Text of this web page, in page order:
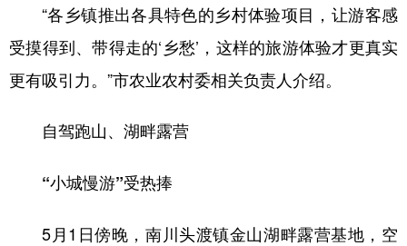
“各乡镇推出各具特色的乡村体验项目，让游客感
受摸得到、带得走的‘乡愁’，这样的旅游体验才更真实
更有吸引力。”市农业农村委相关负责人介绍。
自驾跑山、湖畔露营
“小城慢游”受热捧
5月1日傍晚，南川头渡镇金山湖畔露营基地，空